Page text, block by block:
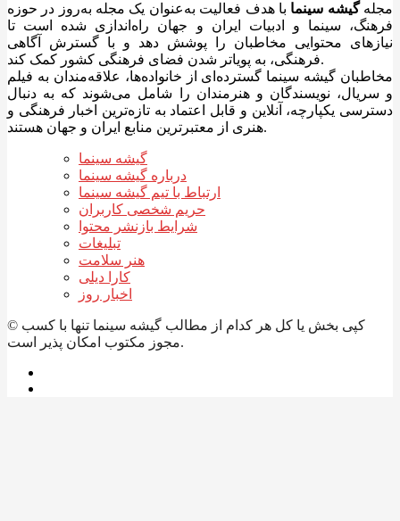
مجلهگیشه سینما با هدف فعالیت به‌عنوان یک مجله به‌روز در حوزه
فرهنگ، سینما و ادبیات ایران و جهان راه‌اندازی شده است تا
نیازهای محتوایی مخاطبان را پوشش دهد و با گسترش آگاهی
فرهنگی، به پویاتر شدن فضای فرهنگی کشور کمک کند.
مخاطبان گیشه سینما گسترده‌ای از خانواده‌ها، علاقه‌مندان به فیلم
و سریال، نویسندگان و هنرمندان را شامل می‌شوند که به دنبال
دسترسی یکپارچه، آنلاین و قابل اعتماد به تازه‌ترین اخبار فرهنگی و
هنری از معتبرترین منابع ایران و جهان هستند.
گیشه سینما
درباره گیشه سینما
ارتباط با تیم گیشه سینما
حریم شخصی کاربران
شرایط بازنشر محتوا
تبلیغات
هنر سلامت
کارا دیلی
اخبار روز
© کپی بخش یا کل هر کدام از مطالب گیشه سینما تنها با کسب
مجوز مکتوب امکان پذیر است.